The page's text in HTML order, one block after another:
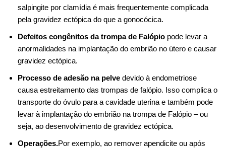
salpingite por clamídia é mais frequentemente complicada
pela gravidez ectópica do que a gonocócica.
Defeitos congênitos da trompa de Falópio pode levar a
anormalidades na implantação do embrião no útero e causar
gravidez ectópica.
Processo de adesão na pelve devido à endometriose
causa estreitamento das trompas de falópio. Isso complica o
transporte do óvulo para a cavidade uterina e também pode
levar à implantação do embrião na trompa de Falópio – ou
seja, ao desenvolvimento de gravidez ectópica.
Operações.Por exemplo, ao remover apendicite ou após